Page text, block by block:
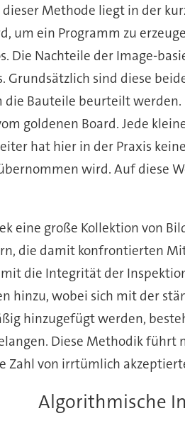
Methode liegt in der
um ein Programm zu
Nachteile der Image-
Grundsätzlich sind diese
Bauteile beurteilt
goldenen Board. Jede
hat hier in der Praxis
wird. Auf diese
eine große Kollektion von
die damit konfrontierten
die Integrität der
hinzu, wobei sich mit der
hinzugefügt werden,
Diese Methodik
von irrtümlich
Algorithmische